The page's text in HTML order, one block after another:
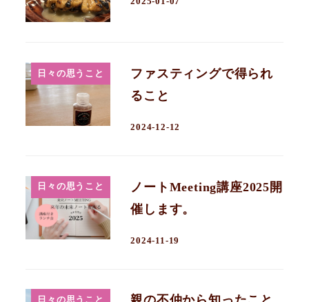
日々の思うこと
ファスティングで得られ
ること
2024-12-12
日々の思うこと
ノートMeeting講座2025開
催します。
2024-11-19
日々の思うこと